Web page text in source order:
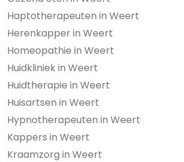
Haptotherapeuten in Weert
Herenkapper in Weert
Homeopathie in Weert
Huidkliniek in Weert
Huidtherapie in Weert
Huisartsen in Weert
Hypnotherapeuten in Weert
Kappers in Weert
Kraamzorg in Weert